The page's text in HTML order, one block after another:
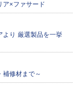
ア×ファサード
より 厳選製品を一挙
補修材まで～